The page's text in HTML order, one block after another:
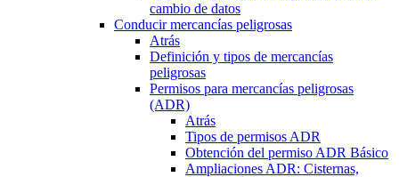
cambio de datos
Conducir mercancías peligrosas
Atrás
Definición y tipos de mercancías
peligrosas
Permisos para mercancías peligrosas
(ADR)
Atrás
Tipos de permisos ADR
Obtención del permiso ADR Básico
Ampliaciones ADR: Cisternas,